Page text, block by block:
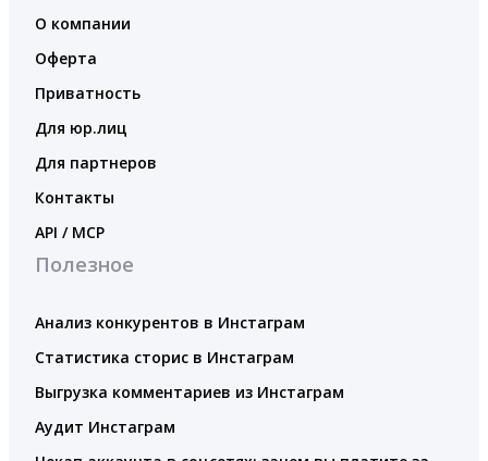
О компании
Оферта
Приватность
Для юр.лиц
Для партнеров
Контакты
API / MCP
Полезное
Анализ конкурентов в Инстаграм
Статистика сторис в Инстаграм
Выгрузка комментариев из Инстаграм
Аудит Инстаграм